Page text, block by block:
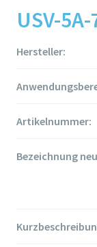
USV-
Hersteller:
Artikelnummer:
Bezeichnung